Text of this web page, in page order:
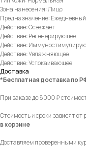
Зона нанесения: Лицо
Предназначение: Ежедневный
Действие: Освежает
Действие: Регенерирующее
Действие:
Действие: Увлажняющее
Действие: Успокаивающее
Доставка
*Бесплатная доставка по
При заказе до 8000 ₽
Стоимость и сроки зависят от
в корзине
Доставляем проверенными